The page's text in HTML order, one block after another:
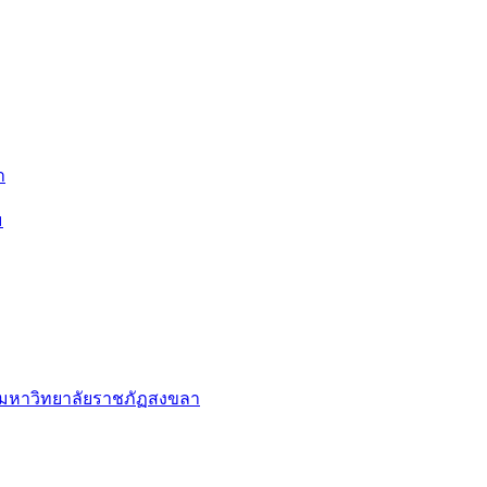
หาวิทยาลัยราชภัฏสงขลา